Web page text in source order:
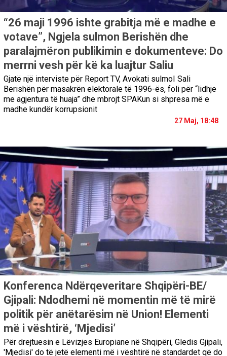
“26 maji 1996 ishte grabitja më e madhe e
votave”, Ngjela sulmon Berishën dhe
paralajmëron publikimin e dokumenteve: Do
merrni vesh për kë ka luajtur Saliu
Gjatë një interviste për Report TV, Avokati sulmoI Sali
Berishën për masakrën elektorale të 1996-ës, foli për “lidhje
me agjentura të huaja” dhe mbrojt SPAKun si shpresa më e
madhe kundër korrupsionit
27 Maj, 18:48
Konferenca Ndërqeveritare Shqipëri-BE/
Gjipali: Ndodhemi në momentin më të mirë
politik për anëtarësim në Union! Elementi
më i vështirë, ‘Mjedisi’
Për drejtuesin e Lëvizjes Europiane në Shqipëri, Gledis Gjipali,
'Mjedisi' do të jetë elementi më i vështirë në standardet që do